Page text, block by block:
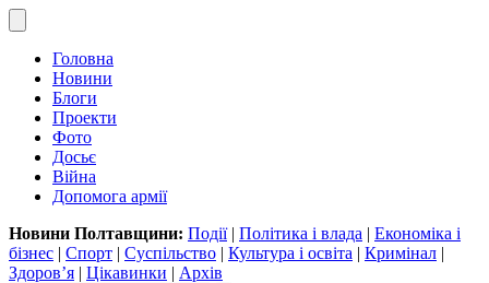
Головна
Новини
Блоги
Проекти
Фото
Досьє
Війна
Допомога армії
Новини Полтавщини: Події| Політика і влада | Економіка і
бізнес | Спорт | Суспільство | Культура і освіта | Кримінал |
Здоров’я | Цікавинки | Архів